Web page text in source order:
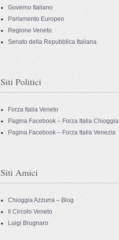
Governo Italiano
Parlamento Europeo
Regione Veneto
Senato della Repubblica Italiana
Siti Politici
Forza Italia Veneto
Pagina Facebook – Forza Italia Chioggia
Pagina Facebook – Forza Italia Venezia
Siti Amici
Chioggia Azzurra – Blog
Il Circolo Veneto
Luigi Brugnaro